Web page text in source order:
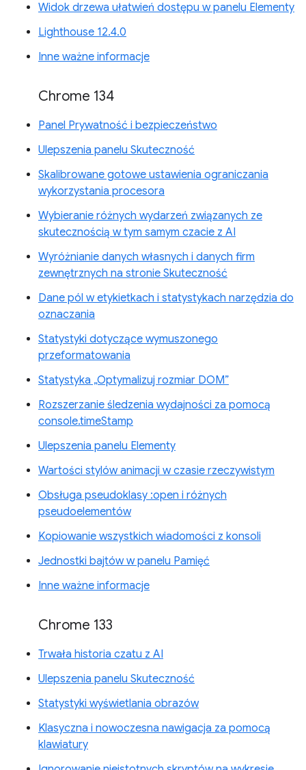
Widok drzewa ułatwień dostępu w panelu Elementy
Lighthouse 12.4.0
Inne ważne informacje
Chrome 134
Panel Prywatność i bezpieczeństwo
Ulepszenia panelu Skuteczność
Skalibrowane gotowe ustawienia ograniczania
wykorzystania procesora
Wybieranie różnych wydarzeń związanych ze
skutecznością w tym samym czacie z AI
Wyróżnianie danych własnych i danych firm
zewnętrznych na stronie Skuteczność
Dane pól w etykietkach i statystykach narzędzia do
oznaczania
Statystyki dotyczące wymuszonego
przeformatowania
Statystyka „Optymalizuj rozmiar DOM”
Rozszerzanie śledzenia wydajności za pomocą
console.timeStamp
Ulepszenia panelu Elementy
Wartości stylów animacji w czasie rzeczywistym
Obsługa pseudoklasy :open i różnych
pseudoelementów
Kopiowanie wszystkich wiadomości z konsoli
Jednostki bajtów w panelu Pamięć
Inne ważne informacje
Chrome 133
Trwała historia czatu z AI
Ulepszenia panelu Skuteczność
Statystyki wyświetlania obrazów
Klasyczna i nowoczesna nawigacja za pomocą
klawiatury